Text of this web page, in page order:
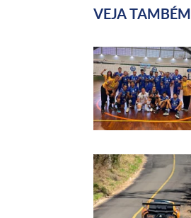
VEJA TAMBÉM